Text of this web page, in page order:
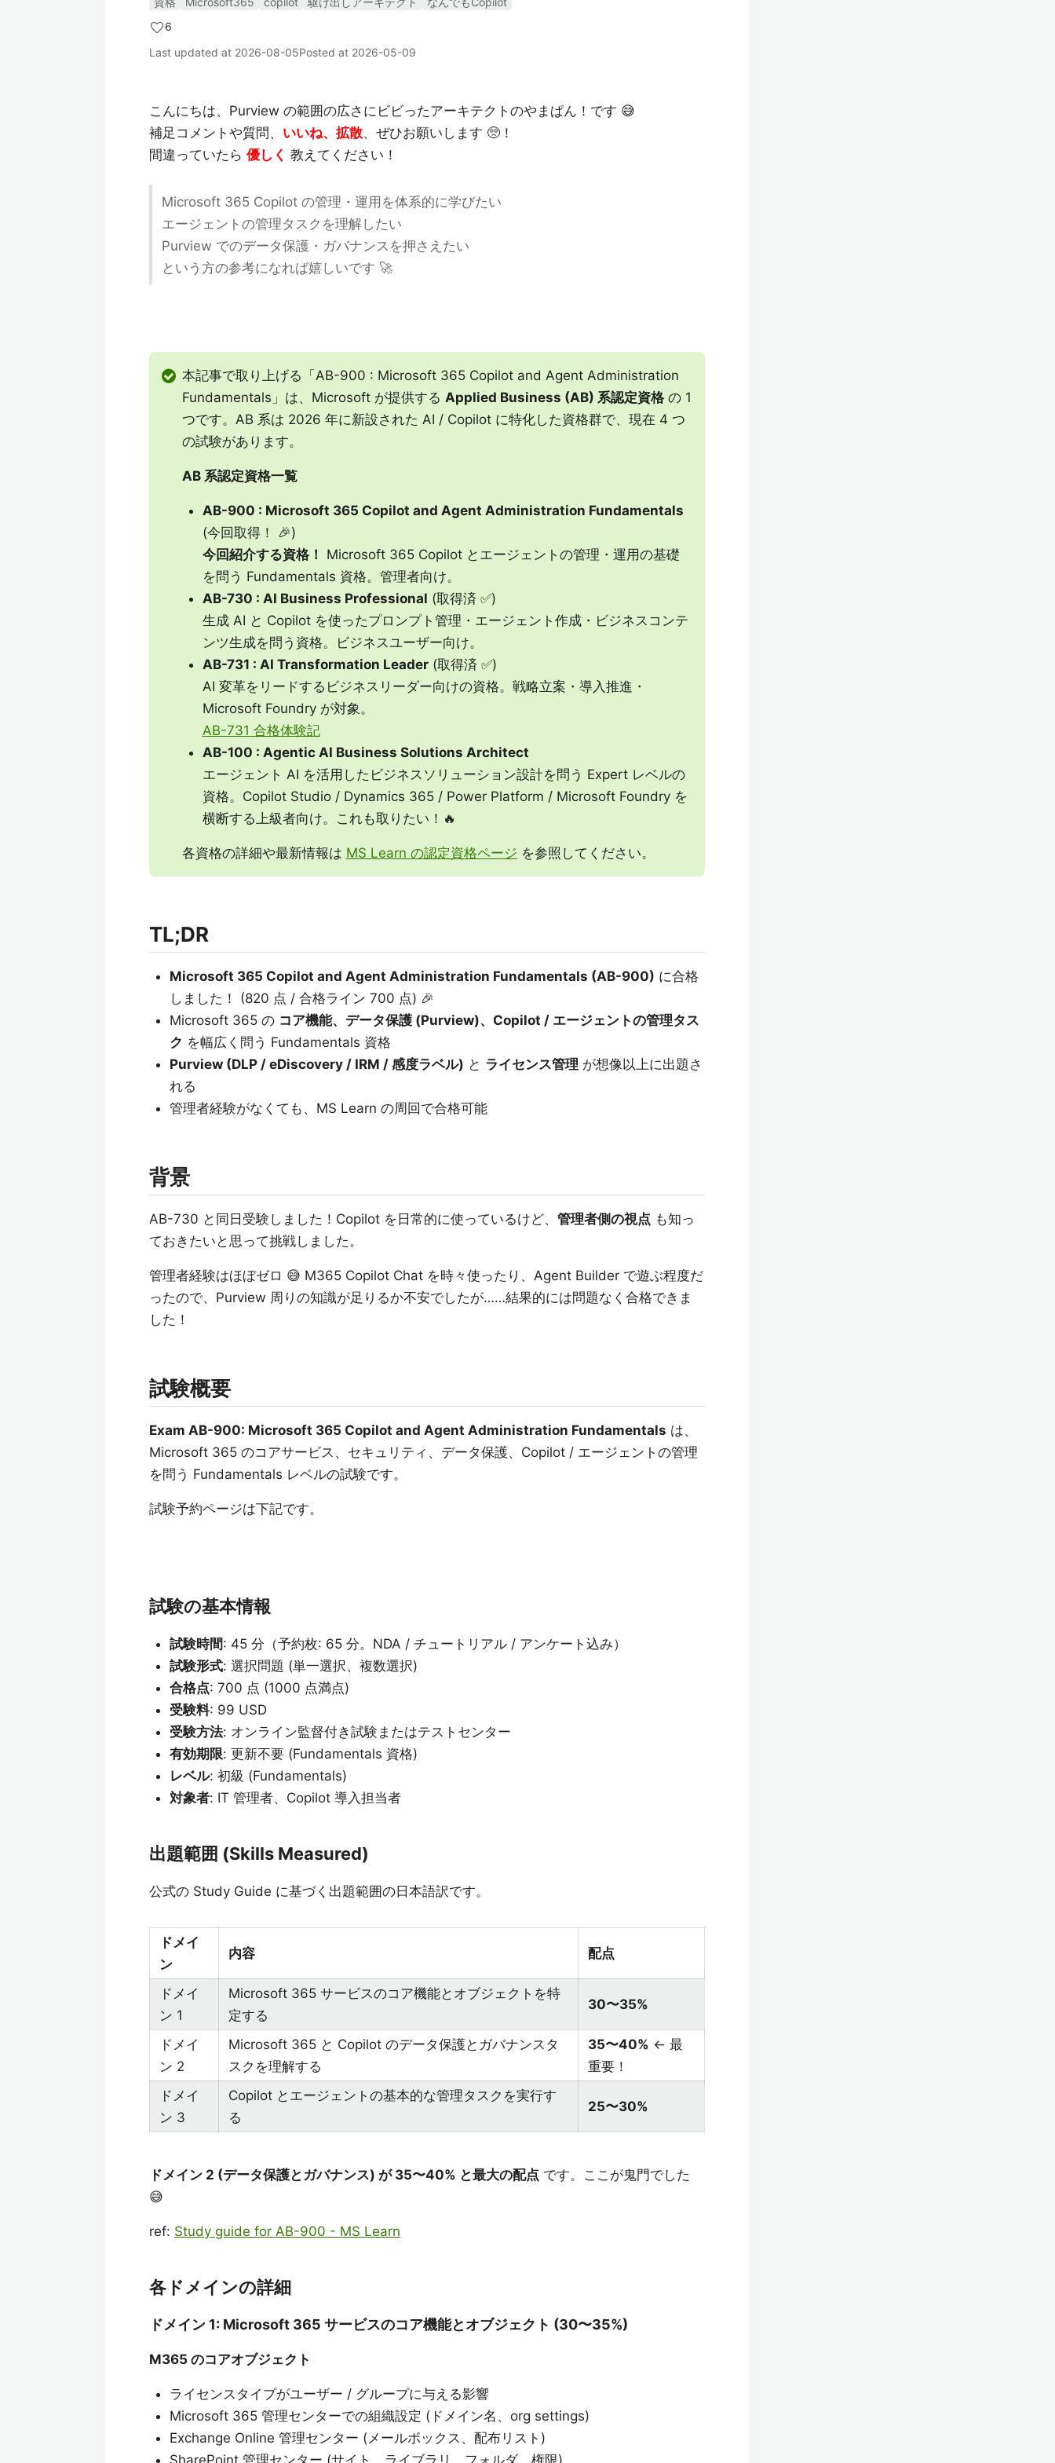
6
Last updated at 2026-08-05Posted at 2026-05-09
こんにちは、Purview の範囲の広さにビビったアーキテクトのやまぱん！です 😅
補足コメントや質問、 いいね、拡散、ぜひお願いします 🥺！
間違っていたら 優しく 教えてください！
Microsoft 365 Copilot の管理・運用を体系的に学びたい
エージェントの管理タスクを理解したい
Purview でのデータ保護・ガバナンスを押さえたい
という方の参考になれば嬉しいです 🚀
本記事で取り上げる「AB-900 : Microsoft 365 Copilot and Agent Administration
Fundamentals」は、Microsoft が提供する Applied Business (AB) 系認定資格 の 1
つです。AB 系は 2026 年に新設された AI / Copilot に特化した資格群で、現在 4 つ
の試験があります。
AB 系認定資格一覧
AB-900 : Microsoft 365 Copilot and Agent Administration Fundamentals
(今回取得！ 🎉)
今回紹介する資格！
Microsoft 365 Copilot とエージェントの管理・運用の基礎
を問う Fundamentals 資格。管理者向け。
AB-730 : AI Business Professional (取得済 ✅)
生成 AI と Copilot を使ったプロンプト管理・エージェント作成・ビジネスコンテ
ンツ生成を問う資格。ビジネスユーザー向け。
AB-731 : AI Transformation Leader(取得済 ✅)
AI 変革をリードするビジネスリーダー向けの資格。戦略立案・導入推進・
Microsoft Foundry が対象。
AB-731 合格体験記
AB-100 : Agentic AI Business Solutions Architect
エージェント AI を活用したビジネスソリューション設計を問う Expert レベルの
資格。Copilot Studio / Dynamics 365 / Power Platform / Microsoft Foundry を
横断する上級者向け。これも取りたい！🔥
各資格の詳細や最新情報は MS Learn の認定資格ページ を参照してください。
TL;DR
Microsoft 365 Copilot and Agent Administration Fundamentals (AB-900) に合格
しました！ (820 点 / 合格ライン 700 点) 🎉
Microsoft 365 の コア機能、データ保護 (Purview)、Copilot / エージェントの管理タス
ク を幅広く問う Fundamentals 資格
Purview (DLP / eDiscovery / IRM / 感度ラベル) と ライセンス管理 が想像以上に出題さ
れる
管理者経験がなくても、MS Learn の周回で合格可能
背景
AB-730 と同日受験しました！Copilot を日常的に使っているけど、 管理者側の視点 も知っ
ておきたいと思って挑戦しました。
管理者経験はほぼゼロ 😅 M365 Copilot Chat を時々使ったり、Agent Builder で遊ぶ程度だ
ったので、Purview 周りの知識が足りるか不安でしたが……結果的には問題なく合格できま
した！
試験概要
Exam AB-900: Microsoft 365 Copilot and Agent Administration Fundamentals は、
Microsoft 365 のコアサービス、セキュリティ、データ保護、Copilot / エージェントの管理
を問う Fundamentals レベルの試験です。
試験予約ページは下記です。
試験の基本情報
試験時間: 45 分（予約枚: 65 分。NDA / チュートリアル / アンケート込み）
試験形式: 選択問題 (単一選択、複数選択)
合格点: 700 点 (1000 点満点)
受験料: 99 USD
受験方法: オンライン監督付き試験またはテストセンター
有効期限: 更新不要 (Fundamentals 資格)
レベル: 初級 (Fundamentals)
対象者: IT 管理者、Copilot 導入担当者
出題範囲 (Skills Measured)
公式の Study Guide に基づく出題範囲の日本語訳です。
ドメイ
ン
内容 配点
ドメイ
ン 1
Microsoft 365 サービスのコア機能とオブジェクトを特
定する
30〜35%
ドメイ
ン 2
Microsoft 365 と Copilot のデータ保護とガバナンスタ
スクを理解する
35〜40% ← 最
重要！
ドメイ
ン 3
Copilot とエージェントの基本的な管理タスクを実行す
る
25〜30%
ドメイン 2 (データ保護とガバナンス) が 35〜40% と最大の配点 です。ここが鬼門でした
😅
ref: Study guide for AB-900 - MS Learn
各ドメインの詳細
ドメイン 1: Microsoft 365 サービスのコア機能とオブジェクト (30〜35%)
M365 のコアオブジェクト
ライセンスタイプがユーザー / グループに与える影響
Microsoft 365 管理センターでの組織設定 (ドメイン名、org settings)
Exchange Online 管理センター (メールボックス、配布リスト)
SharePoint 管理センター (サイト、ライブラリ、フォルダ、権限)